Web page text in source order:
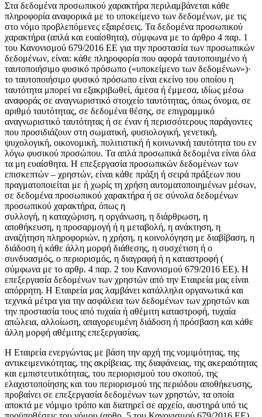
Στα δεδομένα προσωπικού χαρακτήρα περιλαμβάνεται κάθε
πληροφορία αναφορικά με το υποκείμενο των δεδομένων, με τις
στο νόμο προβλεπόμενες εξαιρέσεις. Τα δεδομένα προσωπικού
χαρακτήρα (απλά και ευαίσθητα), σύμφωνα με το άρθρο 4 παρ. 1
του Κανονισμού 679/2016 ΕΕ για την προστασία των προσωπικών
δεδομένων, είναι: κάθε πληροφορία που αφορά ταυτοποιημένο ή
ταυτοποιήσιμο φυσικό πρόσωπο («υποκείμενο των δεδομένων»)·
το ταυτοποιήσιμο φυσικό πρόσωπο είναι εκείνο του οποίου η
ταυτότητα μπορεί να εξακριβωθεί, άμεσα ή έμμεσα, ιδίως μέσω
αναφοράς σε αναγνωριστικό στοιχείο ταυτότητας, όπως όνομα, σε
αριθμό ταυτότητας, σε δεδομένα θέσης, σε επιγραμμικό
αναγνωριστικό ταυτότητας ή σε έναν ή περισσότερους παράγοντες
που προσιδιάζουν στη σωματική, φυσιολογική, γενετική,
ψυχολογική, οικονομική, πολιτιστική ή κοινωνική ταυτότητα του εν
λόγω φυσικού προσώπου. Τα απλά προσωπικά δεδομένα είναι όλα
τα μη ευαίσθητα. Η επεξεργασία προσωπικών δεδομένων των
επισκεπτών – χρηστών, είναι κάθε πράξη ή σειρά πράξεων που
πραγματοποιείται με ή χωρίς τη χρήση αυτοματοποιημένων μέσων,
σε δεδομένα προσωπικού χαρακτήρα ή σε σύνολα δεδομένων
προσωπικού χαρακτήρα, όπως η
συλλογή, η καταχώριση, η οργάνωση, η διάρθρωση, η
αποθήκευση, η προσαρμογή ή η μεταβολή, η ανάκτηση, η
αναζήτηση πληροφοριών, η χρήση, η κοινολόγηση με διαβίβαση, η
διάδοση ή κάθε άλλη μορφή διάθεσης, η συσχέτιση ή ο
συνδυασμός, ο περιορισμός, η διαγραφή ή η καταστροφή (
σύμφωνα με το αρθρ. 4 παρ. 2 του Κανονισμού 679/2016 ΕΕ). Η
επεξεργασία δεδομένων των χρηστών από την Εταιρεία μας είναι
απόρρητη. Η Εταιρεία μας λαμβάνει κατάλληλα οργανωτικά και
τεχνικά μέτρα για την ασφάλεια των δεδομένων των χρηστών και
την προστασία τους από τυχαία ή αθέμιτη καταστροφή, τυχαία
απώλεια, αλλοίωση, απαγορευμένη διάδοση ή πρόσβαση και κάθε
άλλη μορφή αθέμιτης επεξεργασίας.
Η Εταιρεία ενεργώντας με βάση την αρχή της νομιμότητας, της
αντικειμενικότητας, της ακρίβειας, της διαφάνειας, της ακεραιότητας
και εμπιστευτικότητας, του περιορισμού του σκοπού, της
ελαχιστοποίησης και του περιορισμού της περιόδου αποθήκευσης,
προβαίνει σε επεξεργασία δεδομένων των χρηστών, τα οποία
αποκτά με νόμιμο τρόπο και διατηρεί σε αρχείο, αυστηρά υπό τις